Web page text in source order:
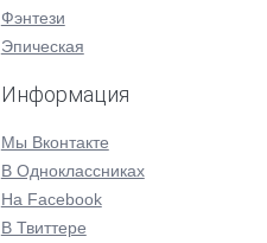
Фэнтези
Эпическая
Информация
Мы Вконтакте
В Одноклассниках
На Facebook
В Твиттере